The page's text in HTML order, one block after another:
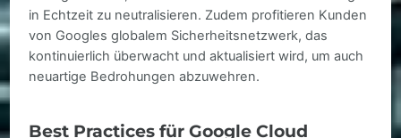
in Echtzeit zu neutralisieren. Zudem profitieren Kunden
von Googles globalem Sicherheitsnetzwerk, das
kontinuierlich überwacht und aktualisiert wird, um auch
neuartige Bedrohungen abzuwehren.
Best Practices für Google Cloud